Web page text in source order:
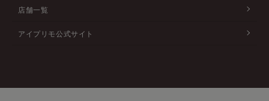
店舗一覧
アイプリモ公式サイト